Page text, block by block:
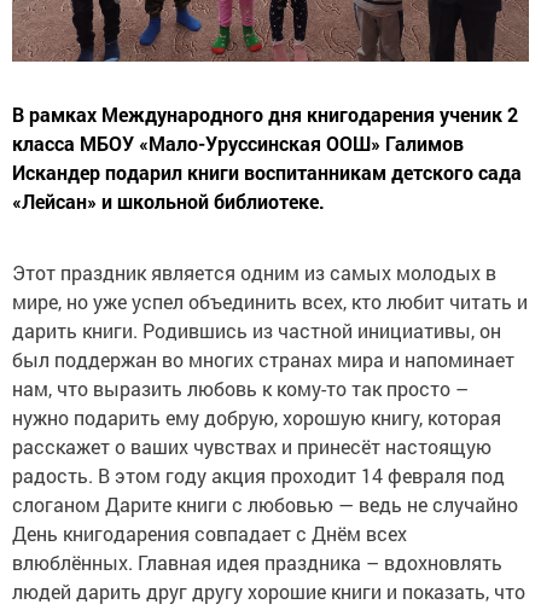
В рамках Международного дня книгодарения ученик 2
класса МБОУ «Мало-Уруссинская ООШ» Галимов
Искандер подарил книги воспитанникам детского сада
«Лейсан» и школьной библиотеке.
Этот праздник является одним из самых молодых в
мире, но уже успел объединить всех, кто любит читать и
дарить книги. Родившись из частной инициативы, он
был поддержан во многих странах мира и напоминает
нам, что выразить любовь к кому-то так просто –
нужно подарить ему добрую, хорошую книгу, которая
расскажет о ваших чувствах и принесёт настоящую
радость. В этом году акция проходит 14 февраля под
слоганом Дарите книги с любовью — ведь не случайно
День книгодарения совпадает с Днём всех
влюблённых. Главная идея праздника – вдохновлять
людей дарить друг другу хорошие книги и показать, что